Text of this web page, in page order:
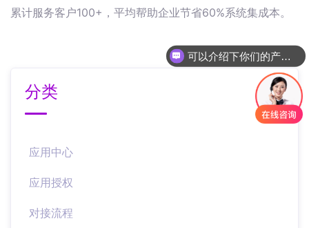
累计服务客户100+，平均帮助企业节省60%系统集成本。
分类
应用中心
应用授权
对接流程
可以介绍下你们的产品么